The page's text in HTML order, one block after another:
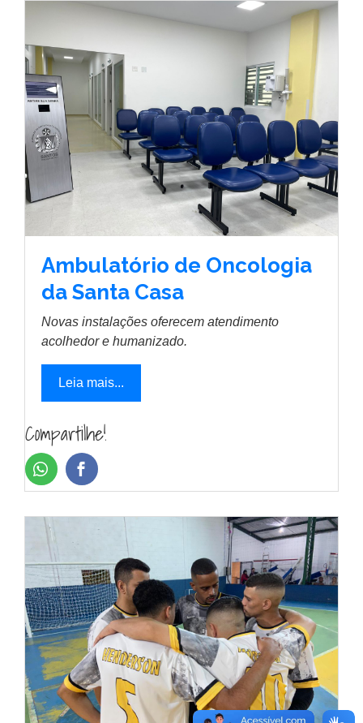
Ambulatório de Oncologia
da Santa Casa
Novas instalações oferecem atendimento
acolhedor e humanizado.
Leia mais...
Compartilhe!